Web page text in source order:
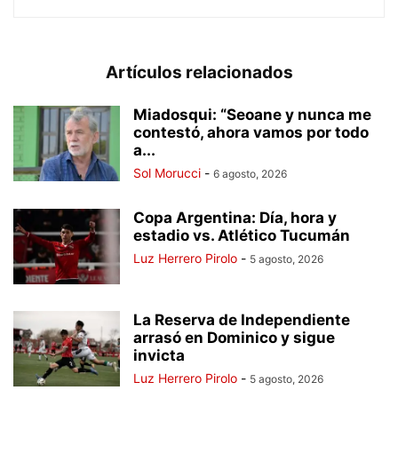
Artículos relacionados
Miadosqui: “Seoane y nunca me
contestó, ahora vamos por todo
a...
Sol Morucci - 6 agosto, 2026
Copa Argentina: Día, hora y
estadio vs. Atlético Tucumán
Luz Herrero Pirolo - 5 agosto, 2026
La Reserva de Independiente
arrasó en Dominico y sigue
invicta
Luz Herrero Pirolo - 5 agosto, 2026